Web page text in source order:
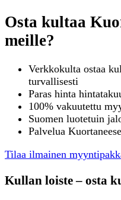
Osta kultaa
meille?
Verkkokulta ostaa
turvallisesti
Paras hinta
100% vakuutettu
Suomen luotetuin
Palvelua
Tilaa ilmainen
Kullan loiste – osta